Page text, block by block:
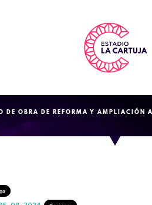
OBRA DE REFORMA Y AMPLIACIÓN